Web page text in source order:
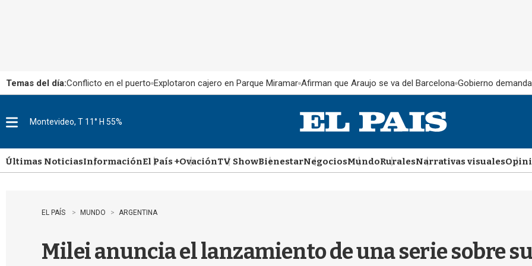
Temas del día:Conflicto en el puerto Explotaron cajero en Parque Miramar Afirman que Araujo se va del Barcelona Gobierno
u
Montevideo, T 11° H 55%
Últimas NoticiasInformaciónEl País +OvaciónTV ShowBienestarNegociosMundoRuralesNarrativas visuales
EL PAÍS MUNDO ARGENTINA
Milei anuncia el lanzamiento de una serie sobre